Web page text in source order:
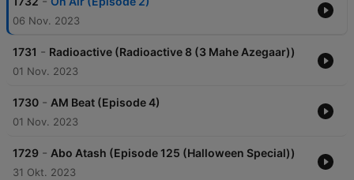
06 Nov. 2023
1731 - Radioactive (Radioactive 8 (3 Mahe Azegaar))
01 Nov. 2023
1730 - AM Beat (Episode 4)
01 Nov. 2023
1729 - Abo Atash (Episode 125 (Halloween Special))
31 Okt. 2023